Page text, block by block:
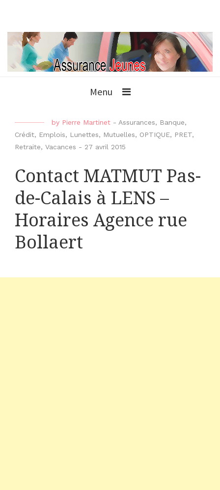
Menu
by Pierre Martinet - Assurances, Banque,
Crédit, Emplois, Lunettes, Mutuelles, OPTIQUE, PRET,
Retraite, Vacances - 27 avril 2015
Contact MATMUT Pas-
de-Calais à LENS –
Horaires Agence rue
Bollaert